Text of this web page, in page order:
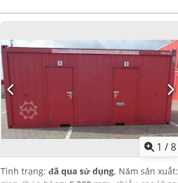
1 /8
Tình trạng: đã qua sử dụng, Năm sản xuất: